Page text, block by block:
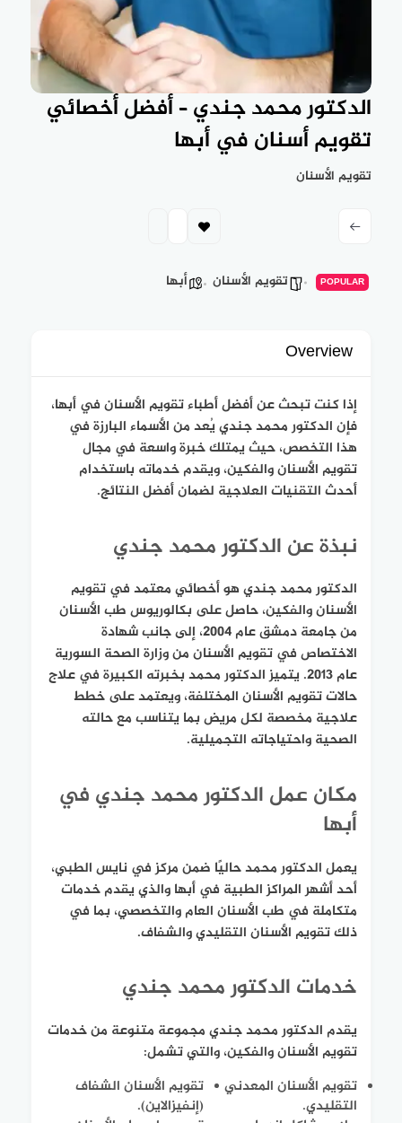
الدكتور محمد جندي – أفضل أخصائي
تقويم أسنان في أبها
تقويم الأسنان
POPULAR تقويم الأسنان أبها
Overview
إذا كنت تبحث عن أفضل أطباء تقويم الأسنان في أبها،
فإن الدكتور محمد جندي يُعد من الأسماء البارزة في
هذا التخصص، حيث يمتلك خبرة واسعة في مجال
تقويم الأسنان والفكين، ويقدم خدماته باستخدام
أحدث التقنيات العلاجية لضمان أفضل النتائج.
نبذة عن الدكتور محمد جندي
الدكتور محمد جندي هو أخصائي معتمد في تقويم
الأسنان والفكين، حاصل على بكالوريوس طب الأسنان
من جامعة دمشق عام 2004، إلى جانب شهادة
الاختصاص في تقويم الأسنان من وزارة الصحة السورية
عام 2013. يتميز الدكتور محمد بخبرته الكبيرة في علاج
حالات تقويم الأسنان المختلفة، ويعتمد على خطط
علاجية مخصصة لكل مريض بما يتناسب مع حالته
الصحية واحتياجاته التجميلية.
مكان عمل الدكتور محمد جندي في
أبها
يعمل الدكتور محمد حاليًا ضمن مركز في نايس الطبي،
أحد أشهر المراكز الطبية في أبها والذي يقدم خدمات
متكاملة في طب الأسنان العام والتخصصي، بما في
ذلك تقويم الأسنان التقليدي والشفاف.
خدمات الدكتور محمد جندي
يقدم الدكتور محمد جندي مجموعة متنوعة من خدمات
تقويم الأسنان والفكين، والتي تشمل:
تقويم الأسنان المعدني
التقليدي.
تقويم الأسنان الشفاف
(إنفيزالاين).